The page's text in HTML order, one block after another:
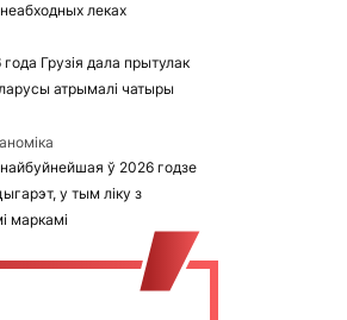
леках
Грузія дала прытулак
атрымалі чатыры
ў 2026 годзе
у тым ліку з
маркамі